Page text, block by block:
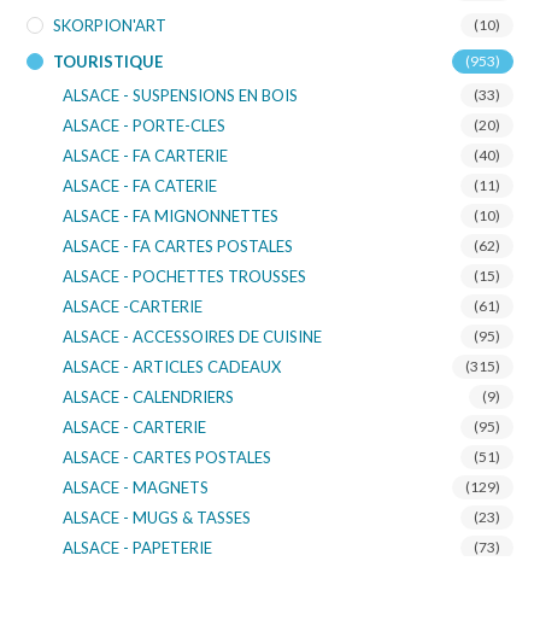
SKORPION'ART (10)
TOURISTIQUE (953)
ALSACE - SUSPENSIONS EN BOIS (33)
ALSACE - PORTE-CLES (20)
ALSACE - FA CARTERIE (40)
ALSACE - FA CATERIE (11)
ALSACE - FA MIGNONNETTES (10)
ALSACE - FA CARTES POSTALES (62)
ALSACE - POCHETTES TROUSSES (15)
ALSACE -CARTERIE (61)
ALSACE - ACCESSOIRES DE CUISINE (95)
ALSACE - ARTICLES CADEAUX (315)
ALSACE - CALENDRIERS (9)
ALSACE - CARTERIE (95)
ALSACE - CARTES POSTALES (51)
ALSACE - MAGNETS (129)
ALSACE - MUGS & TASSES (23)
ALSACE - PAPETERIE (73)